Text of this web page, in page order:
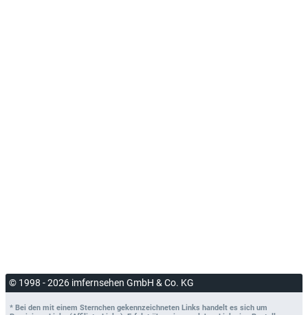
© 1998 - 2026 imfernsehen GmbH & Co. KG
* Bei den mit einem Sternchen gekennzeichneten Links handelt es sich um